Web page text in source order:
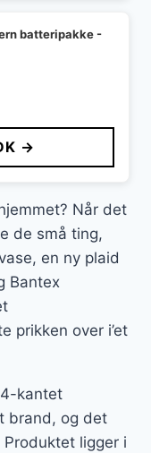
batteripakke -
→
Når det
de små ting,
en ny plaid
Bantex
prikken over i’et
kantet
brand, og det
ligger i